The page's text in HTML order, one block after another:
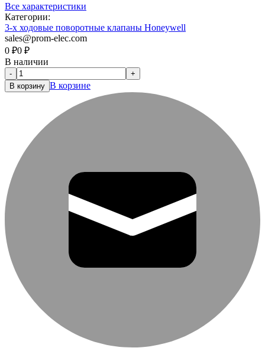
Все характеристики
Категории:
3-х ходовые поворотные клапаны Honeywell
sales@prom-elec.com
0 ₽0 ₽
В наличии
-
+
В корзину В корзине